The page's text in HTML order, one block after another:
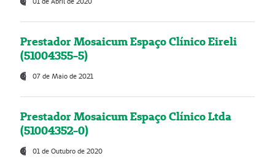
Prestador Mosaicum Espaço Clínico Eireli
(51004355-5)
07 de Maio de 2021
Prestador Mosaicum Espaço Clínico Ltda
(51004352-0)
01 de Outubro de 2020